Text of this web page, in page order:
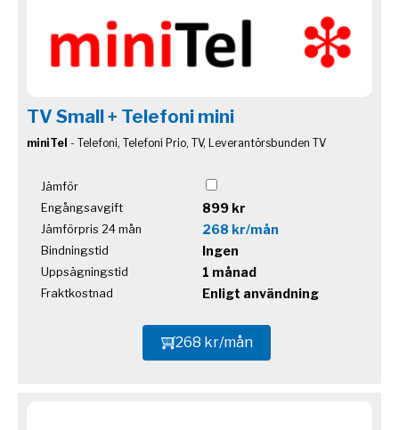
TV Small + Telefoni mini
miniTel - Telefoni, Telefoni Prio, TV, Leverantörsbunden TV
Jämför
Engångsavgift
899 kr
Jämförpris 24 mån 268 kr/mån
Bindningstid Ingen
Uppsägningstid 1 månad
Fraktkostnad Enligt användning
268 kr/mån